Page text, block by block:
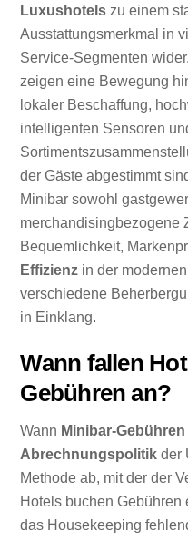
Luxushotels zu einem
Ausstattungsmerkmal in
Service-Segmenten
zeigen eine Bewegung
lokaler Beschaffung,
intelligenten Sensoren
der Gäste abgestimmt
Minibar sowohl
merchandisingbezogene
Bequemlichkeit,
Effizienz in der
verschiedene
in Einklang.
Wann fallen
Gebühren an?
Wann Minibar-Gebühren
Abrechnungspolitik der
Methode ab, mit der der
Hotels buchen Gebühren
das Housekeeping